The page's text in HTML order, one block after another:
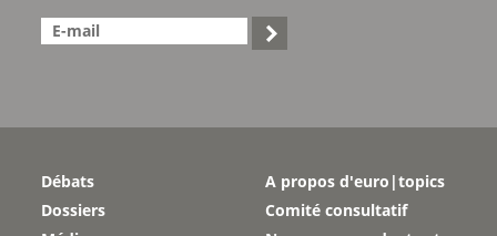

Débats
Dossiers
A propos d'euro|topics
Comité consultatif